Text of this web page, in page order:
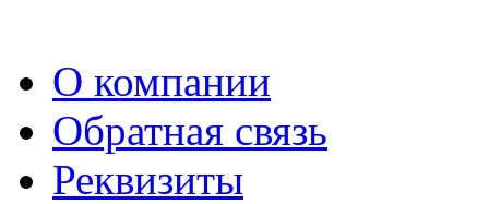
О компании
Обратная связь
Реквизиты